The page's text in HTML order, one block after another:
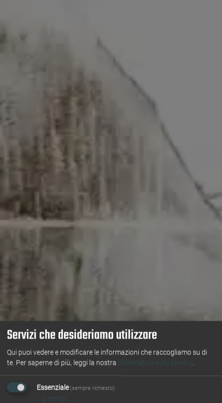
Servizi che desideriamo utilizzare
Qui puoi vedere e modificare le informazioni che raccogliamo su di
te. Per saperne di più, leggi la nostra informativa sulla privacy.
Essenziale (sempre richiesto)
↓
servizi